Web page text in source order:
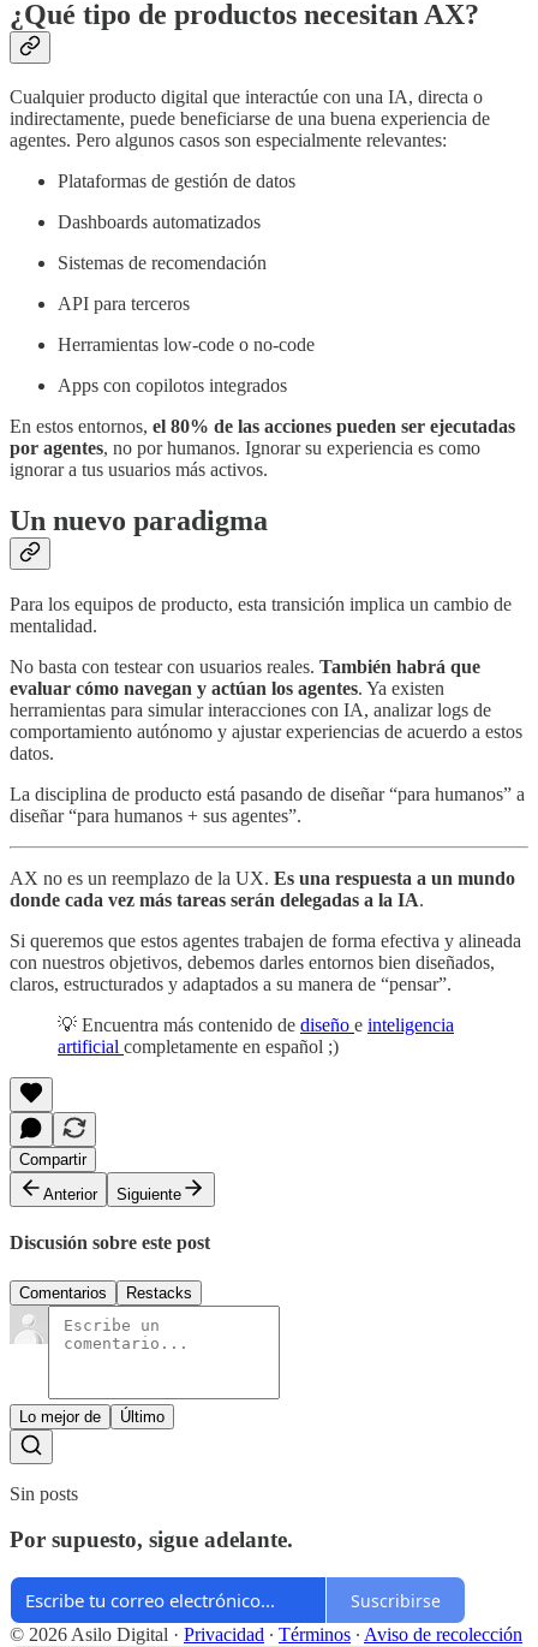
¿Qué tipo de productos necesitan AX?
Cualquier producto digital que interactúe con una IA, directa o
indirectamente, puede beneficiarse de una buena experiencia de
agentes. Pero algunos casos son especialmente relevantes:
Plataformas de gestión de datos
Dashboards automatizados
Sistemas de recomendación
API para terceros
Herramientas low-code o no-code
Apps con copilotos integrados
En estos entornos, el 80% de las acciones pueden ser ejecutadas
por agentes, no por humanos. Ignorar su experiencia es como
ignorar a tus usuarios más activos.
Un nuevo paradigma
Para los equipos de producto, esta transición implica un cambio de
mentalidad.
No basta con testear con usuarios reales. También habrá que
evaluar cómo navegan y actúan los agentes. Ya existen
herramientas para simular interacciones con IA, analizar logs de
comportamiento autónomo y ajustar experiencias de acuerdo a estos
datos.
La disciplina de producto está pasando de diseñar “para humanos” a
diseñar “para humanos + sus agentes”.
AX no es un reemplazo de la UX. Es una respuesta a un mundo
donde cada vez más tareas serán delegadas a la IA.
Si queremos que estos agentes trabajen de forma efectiva y alineada
con nuestros objetivos, debemos darles entornos bien diseñados,
claros, estructurados y adaptados a su manera de “pensar”.
💡 Encuentra más contenido de diseño e inteligencia
artificial completamente en español ;)
Compartir
Anterior
Siguiente
Discusión sobre este post
Comentarios Restacks
Lo mejor de Último
Sin posts
Por supuesto, sigue adelante.
Suscribirse
© 2026 Asilo Digital · Privacidad ∙ Términos ∙ Aviso de recolección